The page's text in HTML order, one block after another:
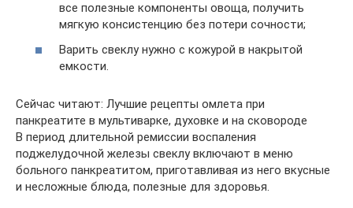
все полезные компоненты овоща, получить
мягкую консистенцию без потери сочности;
Варить свеклу нужно с кожурой в накрытой
емкости.
Сейчас читают: Лучшие рецепты омлета при
панкреатите в мультиварке, духовке и на сковороде
В период длительной ремиссии воспаления
поджелудочной железы свеклу включают в меню
больного панкреатитом, приготавливая из него вкусные
и несложные блюда, полезные для здоровья.